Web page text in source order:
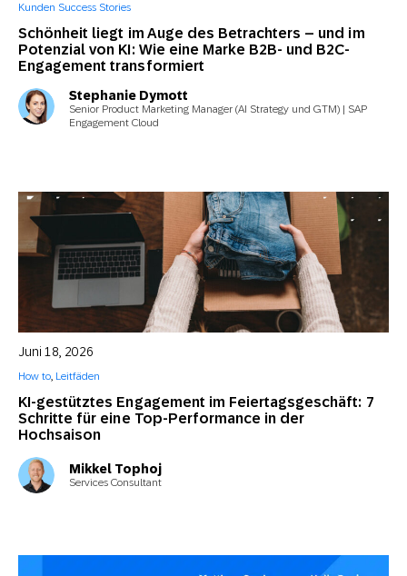
Schönheit liegt im Auge des Betrachters – und im
Potenzial von KI: Wie eine Marke B2B- und B2C-
Engagement transformiert
Kunden Success Stories
Stephanie Dymott
Senior Product Marketing Manager (AI Strategy und GTM) | SAP
Engagement Cloud
KI-gestütztes Engagement im Feiertagsgeschäft: 7
Schritte für eine Top-Performance in der
Hochsaison
Juni 18, 2026
How to, Leitfäden
Mikkel Tophoj
Services Consultant